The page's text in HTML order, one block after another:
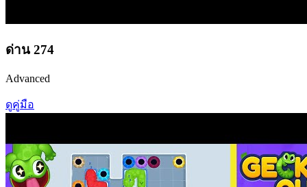
ด่าน 274
Advanced
ดูคู่มือ